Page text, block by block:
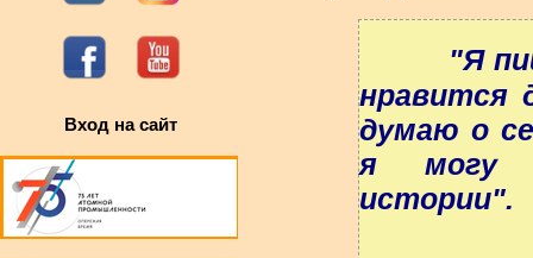
Вход на сайт
"Я
нравится
думаю о
я могу
истории".